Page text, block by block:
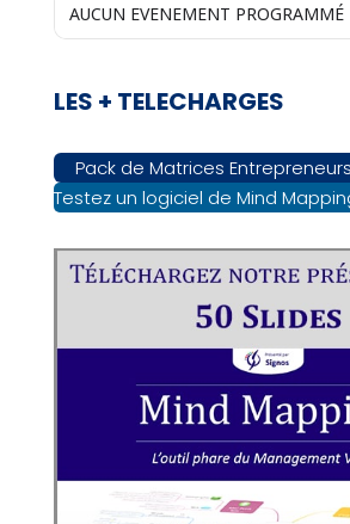
AUCUN EVENEMENT PROGRAMMÉ
LES + TELECHARGES
Pack de Matrices
Testez un logiciel de Mind